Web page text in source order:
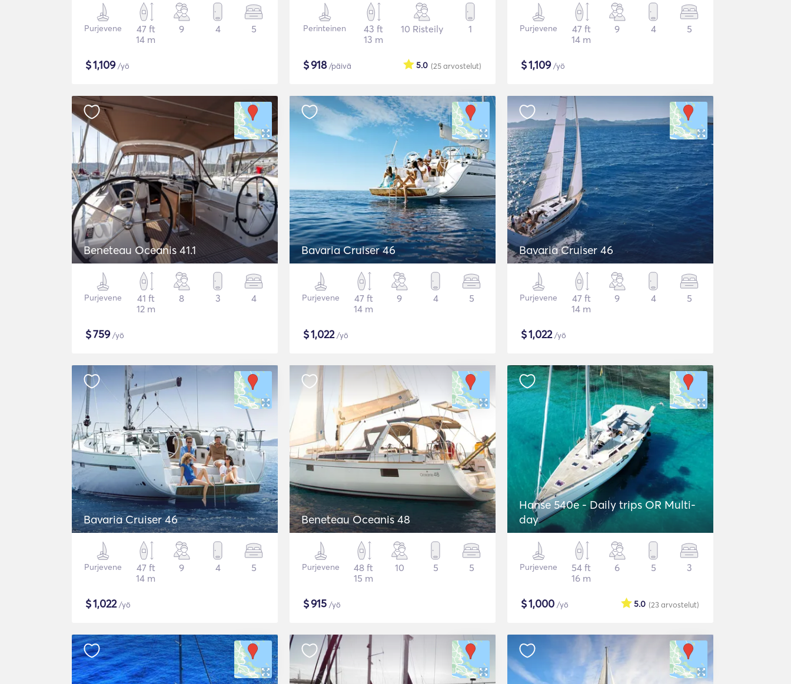
Purjevene
47 ft
14 m
9 4 5
$1,109/yö
Perinteinen
43 ft
13 m
10 Risteily 1
$918/päivä (25arvostelut)
5.0
Purjevene
47 ft
14 m
9 4 5
$1,109/yö
Beneteau Oceanis 41.1
Purjevene
41 ft
12 m
8 3 4
$759/yö
Bavaria Cruiser 46
Purjevene
47 ft
14 m
9 4 5
$1,022/yö
Bavaria Cruiser 46
Purjevene
47 ft
14 m
9 4 5
$1,022/yö
Bavaria Cruiser 46
Purjevene
47 ft
14 m
9 4 5
$1,022/yö
Beneteau Oceanis 48
Purjevene
48 ft
15 m
10 5 5
$915 /yö
Hanse 540e - Daily trips OR Multi-
day
Purjevene
54 ft
16 m
6 5 3
$1,000 /yö (23arvostelut)
5.0